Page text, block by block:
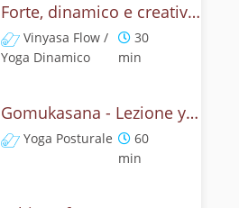
Forte, dinamico e creativo - Gomukasana vinyasa yoga
Vinyasa Flow /
Yoga Dinamico
30
min
Gomukasana - Lezione yoga con la storia del muso della vacca
Yoga Posturale
60
min